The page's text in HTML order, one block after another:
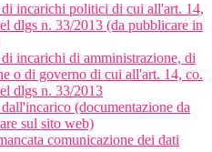
incarichi politici di cui all'art. 14,
dlgs n. 33/2013 (da pubblicare in
incarichi di amministrazione, di
o di governo di cui all'art. 14, co.
dlgs n. 33/2013
dall'incarico (documentazione da
sul sito web)
comunicazione dei dati